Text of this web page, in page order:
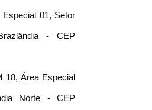
Especial 01, Setor
‐ CEP
18, Área Especial
Norte ‐ CEP